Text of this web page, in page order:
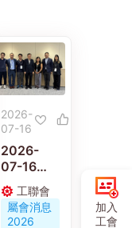
2026-
07-16
2026-
07-16
黃國、林
偉江李廣
宇與工會
工聯會
屬會消息
2026
加入
工會